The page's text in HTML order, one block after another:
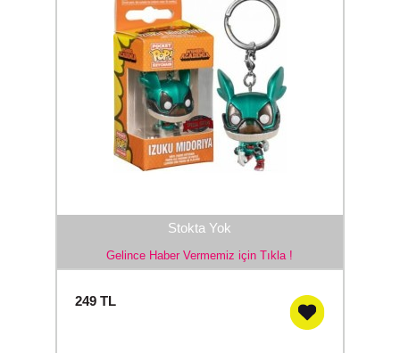
Stokta Yok
Gelince Haber Vermemiz için Tıkla !
249TL